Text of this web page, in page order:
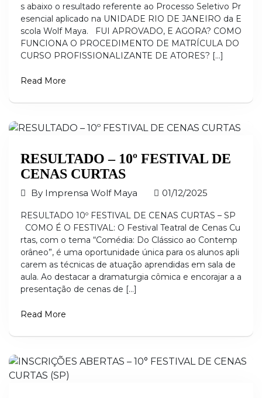
s abaixo o resultado referente ao Processo Seletivo Pr
esencial aplicado na UNIDADE RIO DE JANEIRO da E
scola Wolf Maya. FUI APROVADO, E AGORA? COMO
FUNCIONA O PROCEDIMENTO DE MATRÍCULA DO
CURSO PROFISSIONALIZANTE DE ATORES? […]
Read More
RESULTADO – 10º FESTIVAL DE
CENAS CURTAS
By Imprensa Wolf Maya 01/12/2025
RESULTADO 10º FESTIVAL DE CENAS CURTAS – SP
COMO É O FESTIVAL: O Festival Teatral de Cenas Cu
rtas, com o tema “Comédia: Do Clássico ao Contemp
orâneo”, é uma oportunidade única para os alunos apli
carem as técnicas de atuação aprendidas em sala de
aula. Ao destacar a dramaturgia cômica e encorajar a a
presentação de cenas de […]
Read More